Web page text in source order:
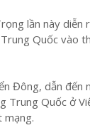
lần này diễn
Quốc vào
Đông, dẫn đến
Trung Quốc ở
mạng.